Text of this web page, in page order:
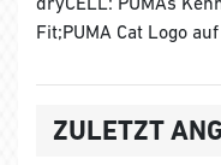
Fit;PUMA Cat Logo
ZULETZT